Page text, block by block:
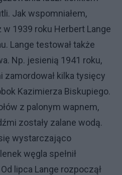
Jak wspomniałem,
1939 roku Herbert Lange
Lange testował także
Np. jesienią 1941 roku,
zamordował kilka tysięcy
Kazimierza Biskupiego.
z palonym wapnem,
zostały zalane wodą.
wystarczająco
węgla spełnił
lipca Lange rozpoczął